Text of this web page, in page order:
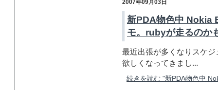
2007年09月03日
新PDA物色中 Nokia
モ。rubyが走るのか
最近出張が多くなりスケ
欲しくなってきまし...
続きを読む "新PDA物色中